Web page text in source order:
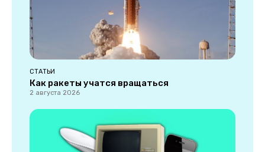
СТАТЬИ
Как ракеты учатся вращаться
2 августа 2026